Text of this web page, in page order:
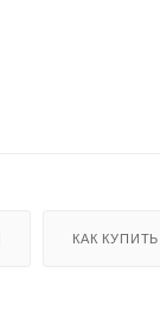
КАК КУПИТЬ